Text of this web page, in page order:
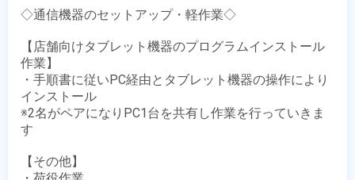
◇通信機器のセットアップ・軽作業◇
【店舗向けタブレット機器のプログラムインストール
作業】
・手順書に従いPC経由とタブレット機器の操作により
インストール
※2名がペアになりPC1台を共有し作業を行っていきま
す
【その他】